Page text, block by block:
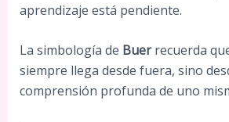
aprendizaje está pendiente.
La simbología de Buerrecuerda
siempre llega desde fuera, sino
comprensión profunda de uno